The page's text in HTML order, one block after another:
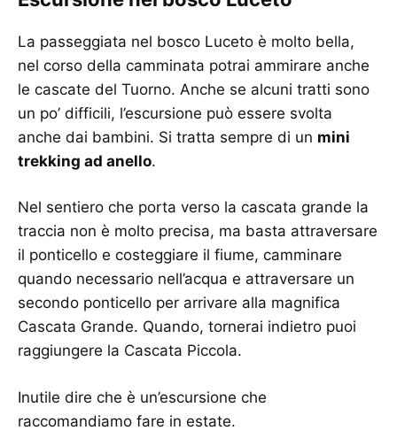
La passeggiata nel bosco Luceto è molto bella,
nel corso della camminata potrai ammirare anche
le cascate del Tuorno. Anche se alcuni tratti sono
un po’ difficili, l’escursione può essere svolta
anche dai bambini. Si tratta sempre di un mini
trekking ad anello.
Nel sentiero che porta verso la cascata grande la
traccia non è molto precisa, ma basta attraversare
il ponticello e costeggiare il fiume, camminare
quando necessario nell’acqua e attraversare un
secondo ponticello per arrivare alla magnifica
Cascata Grande. Quando, tornerai indietro puoi
raggiungere la Cascata Piccola.
Inutile dire che è un’escursione che
raccomandiamo fare in estate.